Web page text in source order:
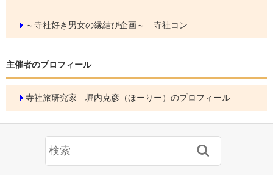
～寺社好き男女の縁結び企画～ 寺社コン
主催者のプロフィール
寺社旅研究家 堀内克彦（ほーりー）のプロフィール